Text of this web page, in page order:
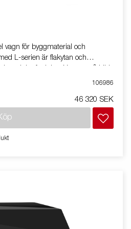
vagn för byggmaterial och
L-serien är flakytan och
med tippfunktion. Vagnen på bilden
106986
46 320 SEK